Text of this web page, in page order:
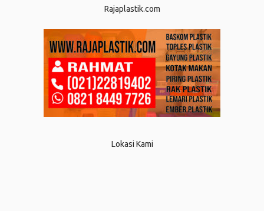
Rajaplastik.com
Lokasi Kami